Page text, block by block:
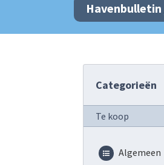
Havenbulletin
Categorieën
Te koop
Algemeen